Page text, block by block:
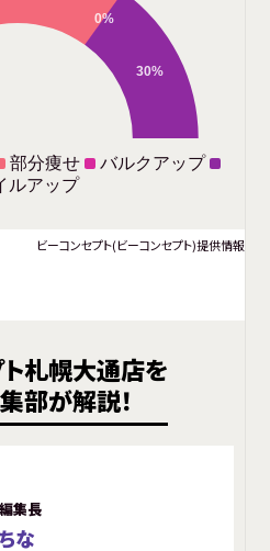
0%
30%
部分痩せ
バルクアップ
ルアップ
ビーコンセプト(ビーコンセプト)提供情報
札幌大通店を
部が解説！
集長
な